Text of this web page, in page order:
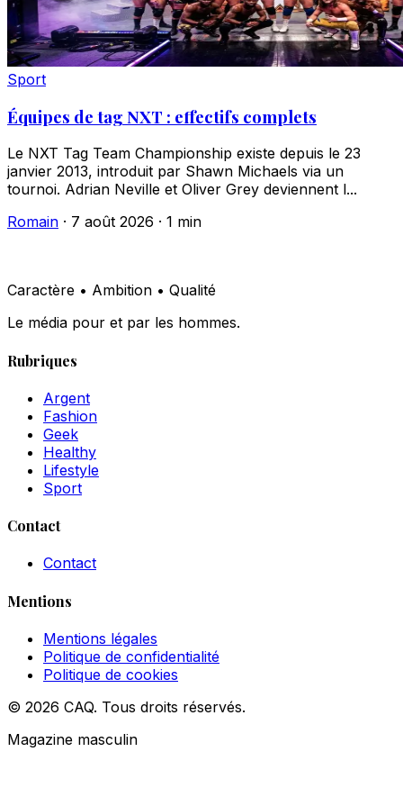
Sport
Équipes de tag NXT : effectifs complets
Le NXT Tag Team Championship existe depuis le 23
janvier 2013, introduit par Shawn Michaels via un
tournoi. Adrian Neville et Oliver Grey deviennent l...
Romain · 7 août 2026 · 1 min
Caractère • Ambition • Qualité
Le média pour et par les hommes.
Rubriques
Argent
Fashion
Geek
Healthy
Lifestyle
Sport
Contact
Contact
Mentions
Mentions légales
Politique de confidentialité
Politique de cookies
© 2026 CAQ. Tous droits réservés.
Magazine masculin